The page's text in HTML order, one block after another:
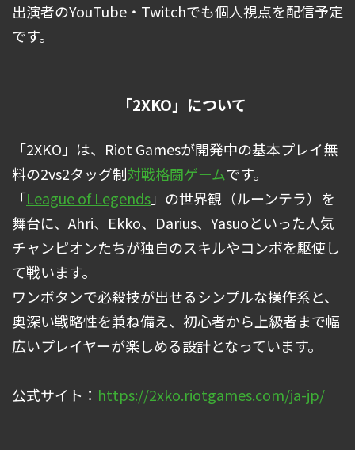
出演者のYouTube・Twitchでも個人視点を配信予定
です。
「2XKO」について
「2XKO」は、Riot Gamesが開発中の基本プレイ無
料の2vs2タッグ制対戦格闘ゲームです。
「League of Legends」の世界観（ルーンテラ）を
舞台に、Ahri、Ekko、Darius、Yasuoといった人気
チャンピオンたちが独自のスキルやコンボを駆使し
て戦います。
ワンボタンで必殺技が出せるシンプルな操作系と、
奥深い戦略性を兼ね備え、初心者から上級者まで幅
広いプレイヤーが楽しめる設計となっています。
公式サイト： https://2xko.riotgames.com/ja-jp/